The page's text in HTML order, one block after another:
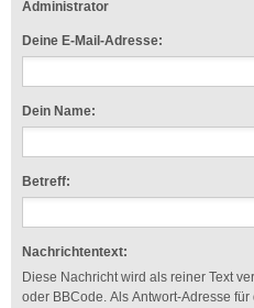
Administrator
Deine E-Mail-Adresse:
Dein Name:
Betreff:
Nachrichtentext:
Diese Nachricht wird als reiner Text
oder BBCode. Als Antwort-Adresse